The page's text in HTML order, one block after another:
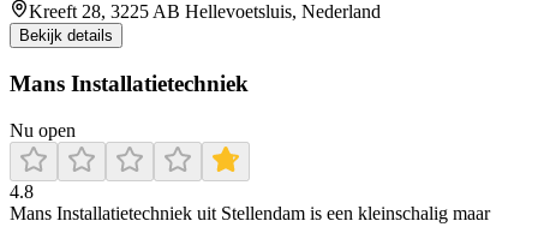
Kreeft 28, 3225 AB Hellevoetsluis, Nederland
Bekijk details
Mans Installatietechniek
Nu open
4.8
Mans Installatietechniek uit Stellendam is een kleinschalig maar